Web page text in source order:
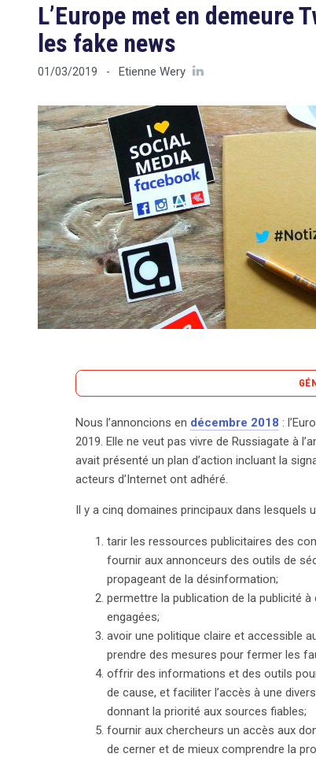
L’Europe met en demeure
les fake news
01/03/2019 - Etienne Wery
L’Europe s’inquiète d’une potentielle
éviter un scénario à la Russiagate. Pour
un plan d’action avec un code de bonnes
désinformation, garantir la transparence
ligne, fournir aux citoyens des outils pour
aux données pour étudier la
une insatisfaction face aux avancées des
fourni des résultats concrets sur leurs
Facebook n’a pas communiqué sur les
retardé ses annonces de transparence.
renforcer la pression sur ces entreprises
extérieures, souvent subtiles, visant à
nationalistes, menaçant ainsi l’intégration
rapidement pour protéger l’intégrité du
l’avenir de l’Union européenne.
Nous l’annoncions en décembre 2018 :
2019. Elle ne veut pas vivre de Russiagate à
avait présenté un plan d’action incluant la
acteurs d’Internet ont adhéré.
Il y a cinq domaines principaux dans lesquels
tarir les ressources publicitaires des
fournir aux annonceurs des outils de
propageant de la désinformation;
permettre la publication de la publicité
engagées;
avoir une politique claire et accessible
prendre des mesures pour fermer les
offrir des informations et des outils
de cause, et faciliter l’accès à une
donnant la priorité aux sources fiables;
fournir aux chercheurs un accès aux
de cerner et de mieux comprendre la